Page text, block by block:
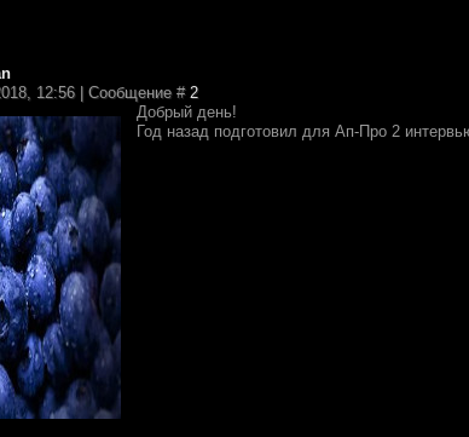
12:56 | Сообщение # 2
Добрый день!
Год назад подготовил для Ап-Про 2